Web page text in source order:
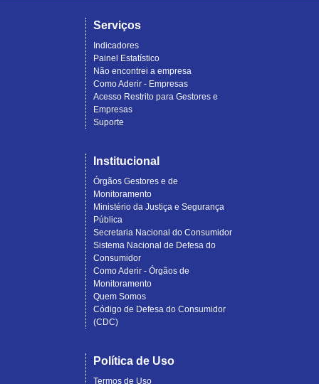
Serviços
Indicadores
Painel Estatístico
Não encontrei a empresa
Como Aderir - Empresas
Acesso Restrito para Gestores e
Empresas
Suporte
Institucional
Órgãos Gestores e de
Monitoramento
Ministério da Justiça e Segurança
Pública
Secretaria Nacional do Consumidor
Sistema Nacional de Defesa do
Consumidor
Como Aderir - Órgãos de
Monitoramento
Quem Somos
Código de Defesa do Consumidor
(CDC)
Política de Uso
Termos de Uso